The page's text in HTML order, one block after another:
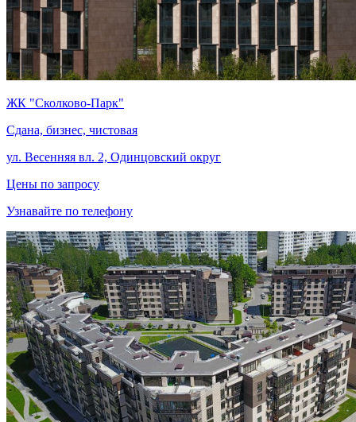
ЖК "Сколково-Парк"
Сдана, бизнес, чистовая
ул. Весенняя вл. 2, Одинцовский округ
Цены по запросу
Узнавайте по телефону